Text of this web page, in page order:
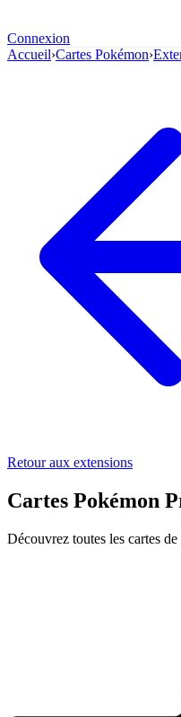
Connexion
Accueil›Cartes Pokémon›
Retour aux extensions
Cartes Pokémon
Découvrez toutes les cartes